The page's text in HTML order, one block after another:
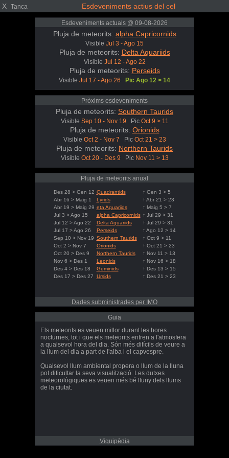
X Tanca Esdeveniments actius del cel
Esdeveniments actuals @ 09-08-2026
Pluja de meteorits: alpha Capricornids
Visible Jul 3 - Ago 15
Pluja de meteorits: Delta Aquariids
Visible Jul 12 - Ago 22
Pluja de meteorits: Perseids
Visible Jul 17 - Ago 26 Pic Ago 12 > 14
Pròxims esdeveniments
Pluja de meteorits: Southern Taurids
Visible Sep 10 - Nov 19 Pic Oct 9 > 11
Pluja de meteorits: Orionids
Visible Oct 2 - Nov 7 Pic Oct 21 > 23
Pluja de meteorits: Northern Taurids
Visible Oct 20 - Des 9 Pic Nov 11 > 13
Pluja de meteorits anual
Des 28 > Gen 12 Quadrantids
↑ Gen 3 > 5
Abr 16 > Maig 1
Lyrids
↑ Abr 21 > 23
Abr 19 > Maig 29 eta Aquariids
↑ Maig 5 > 7
Jul 3 > Ago 15
alpha Capricornids ↑ Jul 29 > 31
Jul 12 > Ago 22
Delta Aquariids
↑ Jul 29 > 31
Jul 17 > Ago 26
Perseids
↑ Ago 12 > 14
Sep 10 > Nov 19 Southern Taurids
↑ Oct 9 > 11
Oct 2 > Nov 7
Orionids
↑ Oct 21 > 23
Oct 20 > Des 9
Northern Taurids
↑ Nov 11 > 13
Nov 6 > Des 1
Leonids
↑ Nov 16 > 18
Des 4 > Des 18
Geminids
↑ Des 13 > 15
Des 17 > Des 27
Ursids ↑ Des 21 > 23
Dades subministrades per IMO
Guia
Els meteorits es veuen millor durant les hores
nocturnes, tot i que els meteorits entren a l'atmosfera
a qualsevol hora del dia. Són més difícils de veure a
la llum del dia a part de l'alba i el capvespre.
Qualsevol llum ambiental propera o llum de la lluna
pot dificultar la seva visualització. Les dutxes
meteorològiques es veuen més bé lluny dels llums
de la ciutat.
Viquipèdia